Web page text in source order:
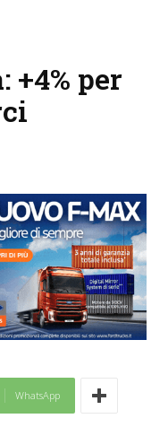
+4% per
WhatsApp